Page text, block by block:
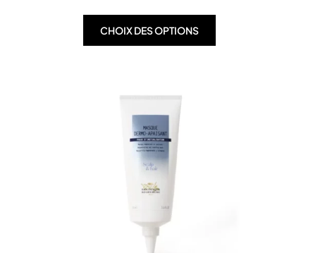
CHOIX DES OPTIONS